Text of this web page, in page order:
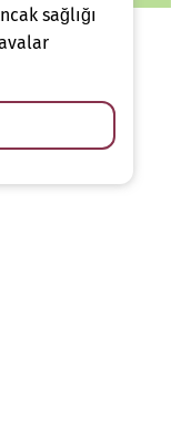
sağlığı